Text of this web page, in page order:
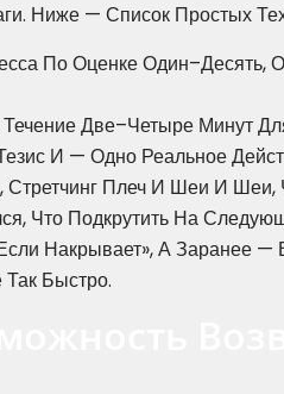
Ниже — Список Простых
По Оценке Один–Десять,
Две–Четыре Минут
И — Одно Реальное
Стретчинг Плеч И Шеи И
Что Подкрутить На
Накрывает», А Заранее —
Быстро.